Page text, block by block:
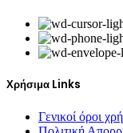
Χρήσιμα Links
Γενικοί όροι